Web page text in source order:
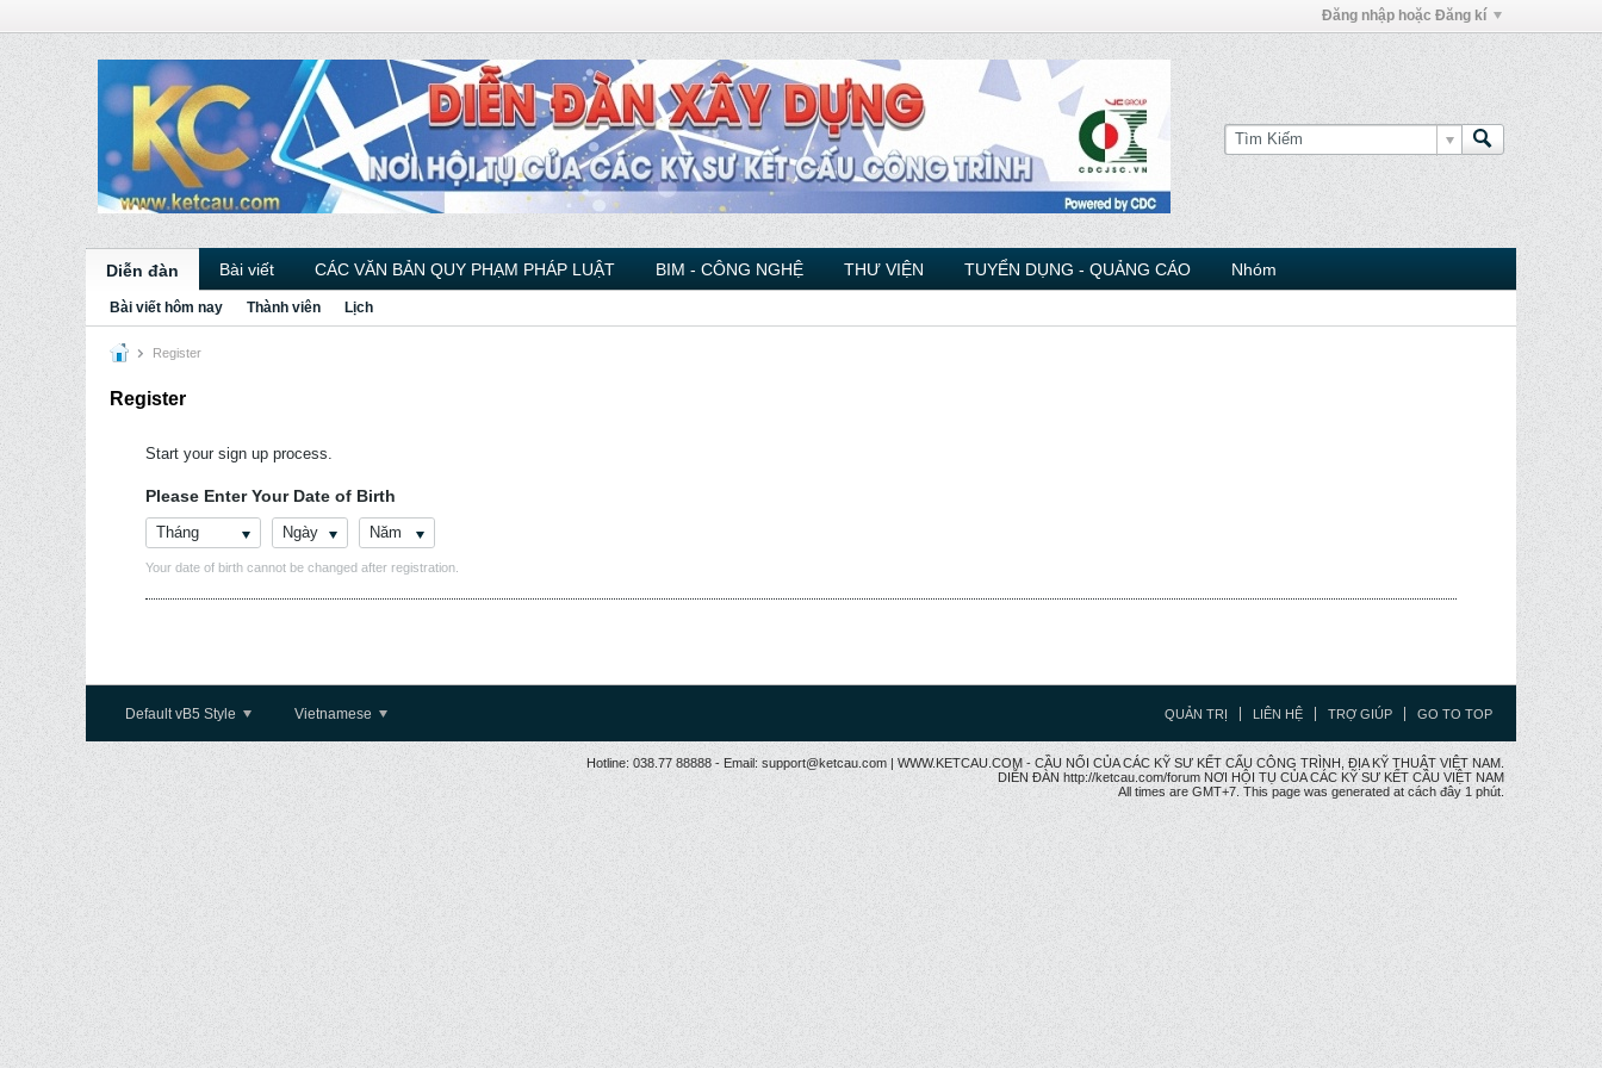
Đăng nhập hoặc Đăng kí
Diễn đàn Bài viết CÁC VĂN BẢN QUY PHẠM PHÁP LUẬT BIM - CÔNG NGHỆ THƯ VIỆN TUYỂN DỤNG - QUẢNG CÁO Nhóm
Bài viết hôm nay Thành viên Lịch
Register
Register
Start your sign up process.
Please Enter Your Date of Birth
Tháng Ngày Năm
Your date of birth cannot be changed after registration.
Default vB5 Style Vietnamese QUẢN TRỊ LIÊN HỆ TRỢ GIÚP GO TO TOP
Hotline: 038.77 88888 - Email: support@ketcau.com | WWW.KETCAU.COM - CẦU NỐI CỦA CÁC KỸ SƯ KẾT CẤU CÔNG TRÌNH, ĐỊA KỸ THUẬT VIỆT NAM.
DIỄN ĐÀN http://ketcau.com/forum NƠI HỘI TỤ CỦA CÁC KỸ SƯ KẾT CÂU VIỆT NAM
All times are GMT+7. This page was generated at cách đây 1 phút.